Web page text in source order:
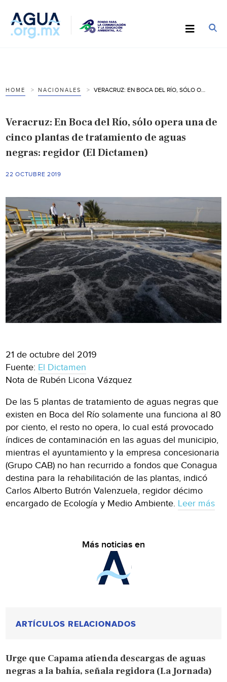
HOME NACIONALES
Veracruz: En Boca del Río, sólo opera una de
cinco plantas de tratamiento de aguas
negras: regidor (El Dictamen)
22 OCTUBRE 2019
21 de octubre del 2019
Fuente: El Dictamen
Nota de Rubén Licona Vázquez
De las 5 plantas de tratamiento de aguas negras que
existen en Boca del Río solamente una funciona al 80
por ciento, el resto no opera, lo cual está provocado
índices de contaminación en las aguas del municipio,
mientras el ayuntamiento y la empresa concesionaria
(Grupo CAB) no han recurrido a fondos que Conagua
destina para la rehabilitación de las plantas, indicó
Carlos Alberto Butrón Valenzuela, regidor décimo
encargado de Ecología y Medio Ambiente. Leer más
Más noticias en
ARTÍCULOS RELACIONADOS
Urge que Capama atienda descargas de aguas
negras a la bahía, señala regidora (La Jornada)